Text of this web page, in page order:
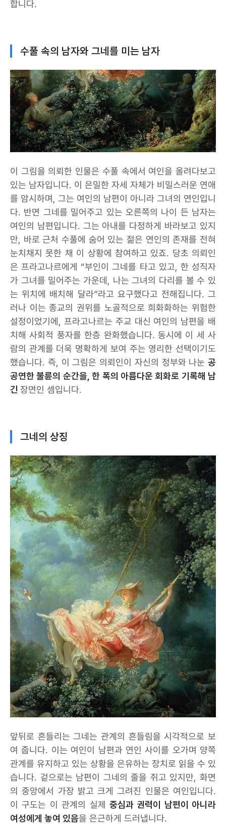
합니다.
수풀 속의 남자와 그네를 미는 남자
이 그림을 의뢰한 인물은 수풀 속에서 여인을 올려다보고
있는 남자입니다. 이 은밀한 자세 자체가 비밀스러운 연애
를 암시하며, 그는 여인의 남편이 아니라 그녀의 연인입니
다. 반면 그네를 밀어주고 있는 오른쪽의 나이 든 남자는
여인의 남편입니다. 그는 아내를 다정하게 바라보고 있지
만, 바로 근처 수풀에 숨어 있는 젊은 연인의 존재를 전혀
눈치채지 못한 채 이 상황에 참여하고 있죠. 당초 의뢰인
은 프라고나르에게 “부인이 그네를 타고 있고, 한 성직자
가 그녀를 밀어주는 가운데, 나는 그녀의 다리를 볼 수 있
는 위치에 배치해 달라”라고 요구했다고 전해집니다. 그
러나 이는 종교의 권위를 노골적으로 희화화하는 위험한
설정이었기에, 프라고나르는 주교 대신 여인의 남편을 배
치해 사회적 풍자를 한층 완화했습니다. 동시에 이 세 사
람의 관계를 더욱 명확하게 보여 주는 영리한 선택이기도
했습니다. 즉, 이 그림은 의뢰인이 자신의 정부와 나눈 공
공연한 불륜의 순간을, 한 폭의 아름다운 회화로 기록해 남
긴 장면인 셈입니다.
그네의 상징
앞뒤로 흔들리는 그네는 관계의 흔들림을 시각적으로 보
여 줍니다. 이는 여인이 남편과 연인 사이를 오가며 양쪽
관계를 유지하고 있는 상황을 은유하는 장치로 읽을 수 있
습니다. 겉으로는 남편이 그네의 줄을 쥐고 있지만, 화면
의 중앙에서 가장 밝고 크게 그려진 인물은 여인입니다.
이 구도는 이 관계의 실제 중심과 권력이 남편이 아니라
여성에게 놓여 있음을 은근하게 드러냅니다.